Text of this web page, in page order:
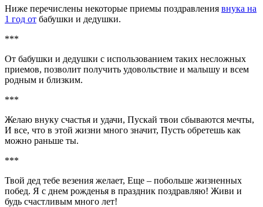
Ниже перечислены некоторые приемы поздравления внука на
1 год от бабушки и дедушки.
***
От бабушки и дедушки с использованием таких несложных
приемов, позволит получить удовольствие и малышу и всем
родным и близким.
***
Желаю внуку счастья и удачи, Пускай твои сбываются мечты,
И все, что в этой жизни много значит, Пусть обретешь как
можно раньше ты.
***
Твой дед тебе везения желает, Еще – побольше жизненных
побед. Я с днем рожденья в праздник поздравляю! Живи и
будь счастливым много лет!